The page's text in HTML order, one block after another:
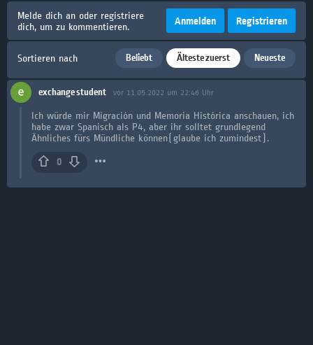
Melde dich an oder registriere
dich, um zu kommentieren.
Anmelden Registrieren
Sortieren nach Beliebt Älteste zuerst Neueste
exchange student vor 11.05.2022 um 22:46 Uhr
Ich würde mir Migración und Memoria Histórica anschauen, ich
habe zwar Spanisch als P4, aber ihr solltet grundlegend
Ähnliches fürs Mündliche können(glaube ich zumindest).
0